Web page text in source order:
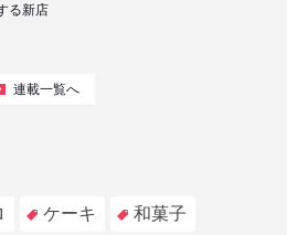
る新店
連載一覧へ
ケーキ 和菓子